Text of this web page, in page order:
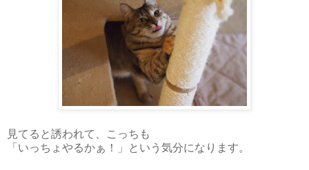
見てると誘われて、こっちも
「いっちょやるかぁ！」という気分になります。